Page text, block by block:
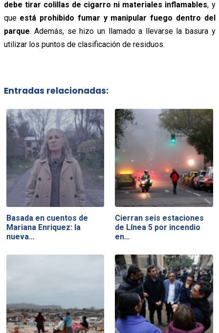
debe tirar colillas de cigarro ni materiales inflamables, y
que está prohibido fumar y manipular fuego dentro del
parque. Además, se hizo un llamado a llevarse la basura y
utilizar los puntos de clasificación de residuos.
Entradas relacionadas:
Basada en cuentos de
Mariana Enriquez: la
nueva…
Cierran seis estaciones
de Línea 5 por incendio
en…